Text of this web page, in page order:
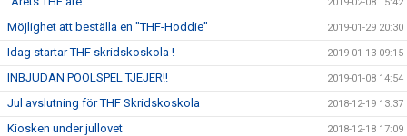
Möjlighet att beställa en "THF-Hoddie" 2019-01-29 20:30
Idag startar THF skridskoskola ! 2019-01-13 09:15
INBJUDAN POOLSPEL TJEJER!! 2019-01-08 14:54
Jul avslutning för THF Skridskoskola 2018-12-19 13:37
Kiosken under jullovet 2018-12-18 17:09